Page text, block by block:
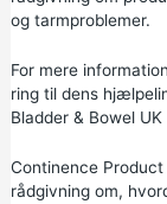
og tarmproblemer.
For mere
ring til dens
Bladder & Bowel UK
Continence Product
rådgivning om,